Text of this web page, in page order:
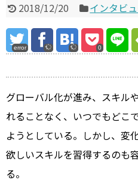
2018/12/20 インタビ
error 0
グローバル化が進み、スキル
れることなく、いつでもどこ
ようとしている。しかし、変
欲しいスキルを習得するのも
る。